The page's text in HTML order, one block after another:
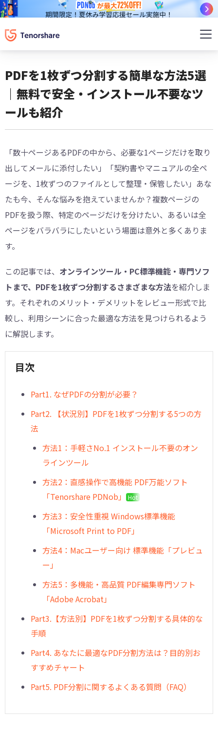
PDFを1枚ずつ分割する簡単な方法5選
｜無料で安全・インストール不要なツ
ールも紹介
「数十ページあるPDFの中から、必要な1ページだけを取り
出してメールに添付したい」「契約書やマニュアルの全ペ
ージを、1枚ずつのファイルとして整理・保管したい」あな
たも今、そんな悩みを抱えていませんか？複数ページの
PDFを扱う際、特定のページだけを分けたい、あるいは全
ページをバラバラにしたいという場面は意外と多くありま
す。
この記事では、 オンラインツール・PC標準機能・専門ソフ
トまで、PDFを1枚ずつ分割するさまざまな方法を紹介しま
す。それぞれのメリット・デメリットをレビュー形式で比
較し、利用シーンに合った最適な方法を見つけられるよう
に解説します。
目次
Part1. なぜPDFの分割が必要？
Part2. 【状況別】PDFを1枚ずつ分割する5つの方
法
方法1：手軽さNo.1 インストール不要のオン
ラインツール
方法2：直感操作で高機能 PDF万能ソフト
「Tenorshare PDNob」
Hot
方法3：安全性重視 Windows標準機能
「Microsoft Print to PDF」
方法4：Macユーザー向け 標準機能「プレビュ
ー」
方法5：多機能・高品質 PDF編集専門ソフト
「Adobe Acrobat」
Part3.【方法別】PDFを1枚ずつ分割する具体的な
手順
Part4. あなたに最適なPDF分割方法は？目的別お
すすめチャート
Part5. PDF分割に関するよくある質問（FAQ）